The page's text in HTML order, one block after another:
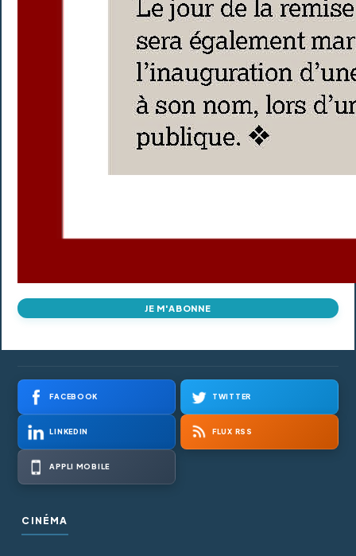
JE M'ABONNE
FACEBOOK TWITTER
LINKEDIN FLUX RSS
APPLI MOBILE
CINÉMA